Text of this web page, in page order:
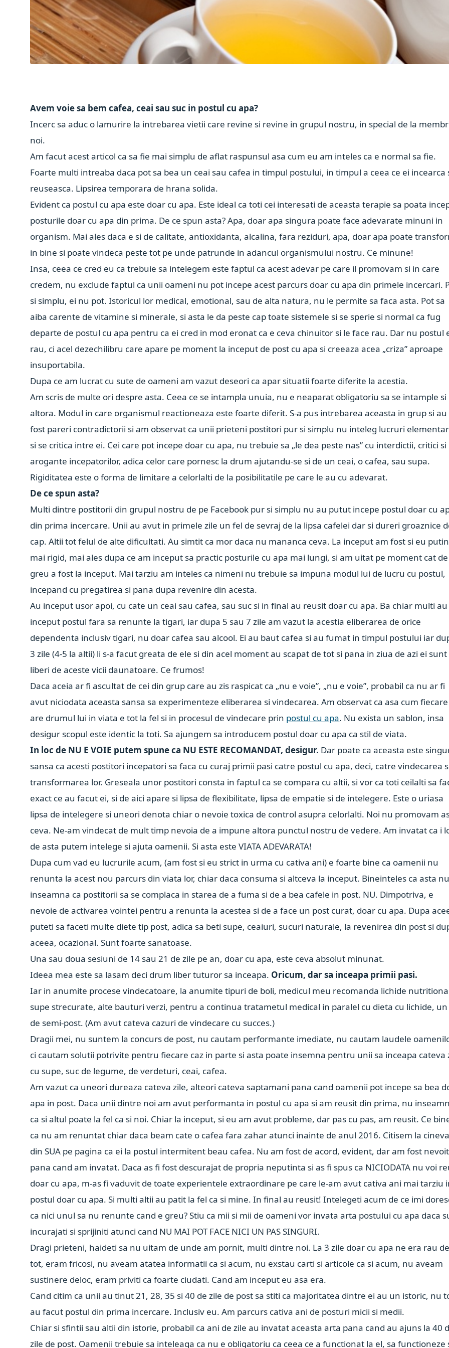
Avem voie sa bem cafea, ceai sau suc in postul cu apa?
Incerc sa aduc o lamurire la intrebarea vietii care revine si revine in grupul nostru, in special de la
noi.
Am facut acest articol ca sa fie mai simplu de aflat raspunsul asa cum eu am inteles ca e normal sa fie.
Foarte multi intreaba daca pot sa bea un ceai sau cafea in timpul postului, in timpul a ceea ce ei incearca
reuseasca. Lipsirea temporara de hrana solida.
Evident ca postul cu apa este doar cu apa. Este ideal ca toti cei interesati de aceasta terapie sa poata
posturile doar cu apa din prima. De ce spun asta? Apa, doar apa singura poate face adevarate minuni in
organism. Mai ales daca e si de calitate, antioxidanta, alcalina, fara reziduri, apa, doar apa poate
in bine si poate vindeca peste tot pe unde patrunde in adancul organismului nostru. Ce minune!
Insa, ceea ce cred eu ca trebuie sa intelegem este faptul ca acest adevar pe care il promovam si in care
credem, nu exclude faptul ca unii oameni nu pot incepe acest parcurs doar cu apa din primele incercari.
si simplu, ei nu pot. Istoricul lor medical, emotional, sau de alta natura, nu le permite sa faca asta. Pot sa
aiba carente de vitamine si minerale, si asta le da peste cap toate sistemele si se sperie si normal ca fug
departe de postul cu apa pentru ca ei cred in mod eronat ca e ceva chinuitor si le face rau. Dar nu postul
rau, ci acel dezechilibru care apare pe moment la inceput de post cu apa si creeaza acea „criza” aproape
insuportabila.
Dupa ce am lucrat cu sute de oameni am vazut deseori ca apar situatii foarte diferite la acestia.
Am scris de multe ori despre asta. Ceea ce se intampla unuia, nu e neaparat obligatoriu sa se intample si
altora. Modul in care organismul reactioneaza este foarte diferit. S-a pus intrebarea aceasta in grup si au
fost pareri contradictorii si am observat ca unii prieteni postitori pur si simplu nu inteleg lucruri
si se critica intre ei. Cei care pot incepe doar cu apa, nu trebuie sa „le dea peste nas” cu interdictii, critici si
arogante incepatorilor, adica celor care pornesc la drum ajutandu-se si de un ceai, o cafea, sau supa.
Rigiditatea este o forma de limitare a celorlalti de la posibilitatile pe care le au cu adevarat.
De ce spun asta?
Multi dintre postitorii din grupul nostru de pe Facebook pur si simplu nu au putut incepe postul doar cu
din prima incercare. Unii au avut in primele zile un fel de sevraj de la lipsa cafelei dar si dureri groaznice
cap. Altii tot felul de alte dificultati. Au simtit ca mor daca nu mananca ceva. La inceput am fost si eu putin
mai rigid, mai ales dupa ce am inceput sa practic posturile cu apa mai lungi, si am uitat pe moment cat de
greu a fost la inceput. Mai tarziu am inteles ca nimeni nu trebuie sa impuna modul lui de lucru cu postul,
incepand cu pregatirea si pana dupa revenire din acesta.
Au inceput usor apoi, cu cate un ceai sau cafea, sau suc si in final au reusit doar cu apa. Ba chiar multi au
inceput postul fara sa renunte la tigari, iar dupa 5 sau 7 zile am vazut la acestia eliberarea de orice
dependenta inclusiv tigari, nu doar cafea sau alcool. Ei au baut cafea si au fumat in timpul postului iar
3 zile (4-5 la altii) li s-a facut greata de ele si din acel moment au scapat de tot si pana in ziua de azi ei sunt
liberi de aceste vicii daunatoare. Ce frumos!
Daca aceia ar fi ascultat de cei din grup care au zis raspicat ca „nu e voie”, „nu e voie”, probabil ca nu ar fi
avut niciodata aceasta sansa sa experimenteze eliberarea si vindecarea. Am observat ca asa cum fiecare
are drumul lui in viata e tot la fel si in procesul de vindecare prin postul cu apa. Nu exista un sablon, insa
desigur scopul este identic la toti. Sa ajungem sa introducem postul doar cu apa ca stil de viata.
In loc de NU E VOIE putem spune ca NU ESTE RECOMANDAT, desigur. Dar poate ca aceasta este
sansa ca acesti postitori incepatori sa faca cu curaj primii pasi catre postul cu apa, deci, catre vindecarea
transformarea lor. Greseala unor postitori consta in faptul ca se compara cu altii, si vor ca toti ceilalti sa
exact ce au facut ei, si de aici apare si lipsa de flexibilitate, lipsa de empatie si de intelegere. Este o uriasa
lipsa de intelegere si uneori denota chiar o nevoie toxica de control asupra celorlalti. Noi nu promovam
ceva. Ne-am vindecat de mult timp nevoia de a impune altora punctul nostru de vedere. Am invatat ca i
de asta putem intelege si ajuta oamenii. Si asta este VIATA ADEVARATA!
Dupa cum vad eu lucrurile acum, (am fost si eu strict in urma cu cativa ani) e foarte bine ca oamenii nu
renunta la acest nou parcurs din viata lor, chiar daca consuma si altceva la inceput. Bineinteles ca asta nu
inseamna ca postitorii sa se complaca in starea de a fuma si de a bea cafele in post. NU. Dimpotriva, e
nevoie de activarea vointei pentru a renunta la acestea si de a face un post curat, doar cu apa. Dupa
puteti sa faceti multe diete tip post, adica sa beti supe, ceaiuri, sucuri naturale, la revenirea din post si
aceea, ocazional. Sunt foarte sanatoase.
Una sau doua sesiuni de 14 sau 21 de zile pe an, doar cu apa, este ceva absolut minunat.
Ideea mea este sa lasam deci drum liber tuturor sa inceapa. Oricum, dar sa inceapa primii pasi.
Iar in anumite procese vindecatoare, la anumite tipuri de boli, medicul meu recomanda lichide
supe strecurate, alte bauturi verzi, pentru a continua tratametul medical in paralel cu dieta cu lichide, un
de semi-post. (Am avut cateva cazuri de vindecare cu succes.)
Dragii mei, nu suntem la concurs de post, nu cautam performante imediate, nu cautam laudele
ci cautam solutii potrivite pentru fiecare caz in parte si asta poate insemna pentru unii sa inceapa cateva
cu supe, suc de legume, de verdeturi, ceai, cafea.
Am vazut ca uneori dureaza cateva zile, alteori cateva saptamani pana cand oamenii pot incepe sa bea
apa in post. Daca unii dintre noi am avut performanta in postul cu apa si am reusit din prima, nu
ca si altul poate la fel ca si noi. Chiar la inceput, si eu am avut probleme, dar pas cu pas, am reusit. Ce
ca nu am renuntat chiar daca beam cate o cafea fara zahar atunci inainte de anul 2016. Citisem la cineva
din SUA pe pagina ca ei la postul intermitent beau cafea. Nu am fost de acord, evident, dar am fost
pana cand am invatat. Daca as fi fost descurajat de propria neputinta si as fi spus ca NICIODATA nu voi
doar cu apa, m-as fi vaduvit de toate experientele extraordinare pe care le-am avut cativa ani mai tarziu
postul doar cu apa. Si multi altii au patit la fel ca si mine. In final au reusit! Intelegeti acum de ce imi
ca nici unul sa nu renunte cand e greu? Stiu ca mii si mii de oameni vor invata arta postului cu apa daca
incurajati si sprijiniti atunci cand NU MAI POT FACE NICI UN PAS SINGURI.
Dragi prieteni, haideti sa nu uitam de unde am pornit, multi dintre noi. La 3 zile doar cu apa ne era rau de
tot, eram fricosi, nu aveam atatea informatii ca si acum, nu exstau carti si articole ca si acum, nu aveam
sustinere deloc, eram priviti ca foarte ciudati. Cand am inceput eu asa era.
Cand citim ca unii au tinut 21, 28, 35 si 40 de zile de post sa stiti ca majoritatea dintre ei au un istoric, nu
au facut postul din prima incercare. Inclusiv eu. Am parcurs cativa ani de posturi micii si medii.
Chiar si sfintii sau altii din istorie, probabil ca ani de zile au invatat aceasta arta pana cand au ajuns la 40
zile de post. Oamenii trebuie sa inteleaga ca nu e obligatoriu ca ceea ce a functionat la el, sa functioneze